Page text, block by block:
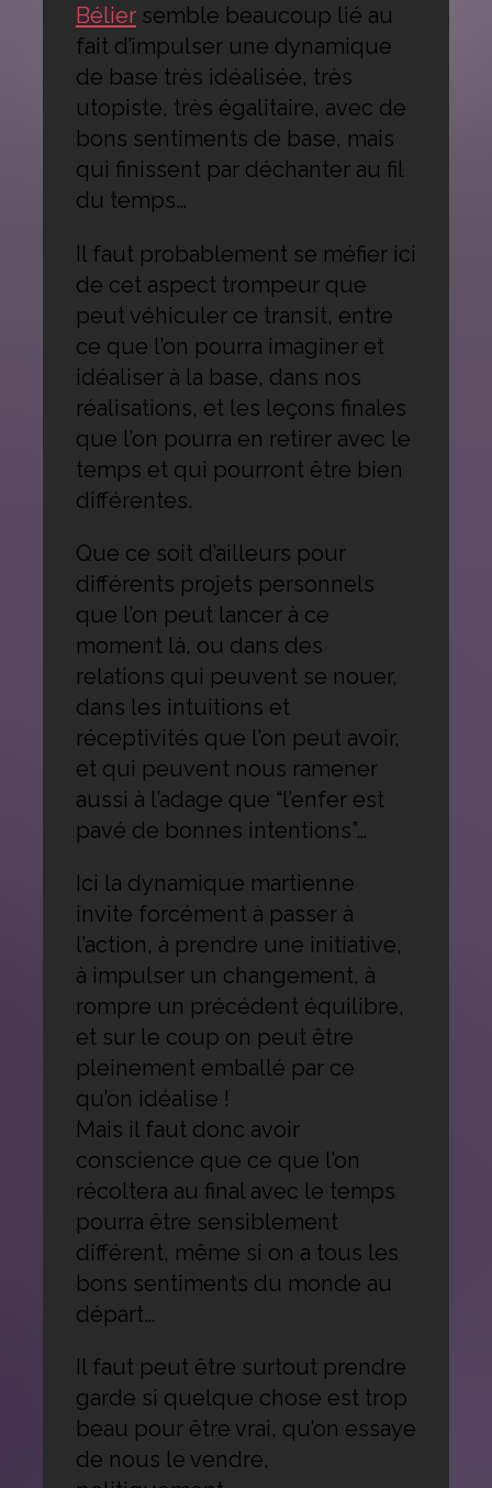
Béliersemble beaucoup lié au
fait d’impulser une dynamique
de base très idéalisée, très
utopiste, très égalitaire, avec de
bons sentiments de base, mais
qui finissent par déchanter au fil
du temps…
Il faut probablement se méfier ici
de cet aspect trompeur que
peut véhiculer ce transit, entre
ce que l’on pourra imaginer et
idéaliser à la base, dans nos
réalisations, et les leçons finales
que l’on pourra en retirer avec le
temps et qui pourront être bien
différentes.
Que ce soit d’ailleurs pour
différents projets personnels
que l’on peut lancer à ce
moment là, ou dans des
relations qui peuvent se nouer,
dans les intuitions et
réceptivités que l’on peut avoir,
et qui peuvent nous ramener
aussi à l’adage que “l’enfer est
pavé de bonnes intentions”…
Ici la dynamique martienne
invite forcément à passer à
l’action, à prendre une initiative,
à impulser un changement, à
rompre un précédent équilibre,
et sur le coup on peut être
pleinement emballé par ce
qu’on idéalise !
Mais il faut donc avoir
conscience que ce que l’on
récoltera au final avec le temps
pourra être sensiblement
différent, même si on a tous les
bons sentiments du monde au
départ…
Il faut peut être surtout prendre
garde si quelque chose est trop
beau pour être vrai, qu’on essaye
de nous le vendre,